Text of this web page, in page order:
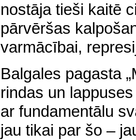
nostāja tieši kaitē
pārvēršas
varmācībai,
Balgales pagasta
rindas un
ar fundamentālu
jau tikai par šo –